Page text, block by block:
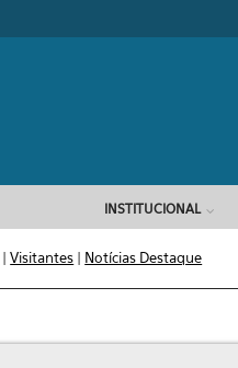
INSTITUCIONAL
|Visitantes | Notícias Destaque